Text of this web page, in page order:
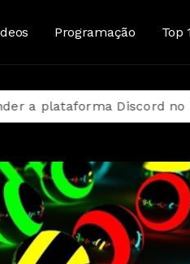
Programação Top
Discord no Brasil